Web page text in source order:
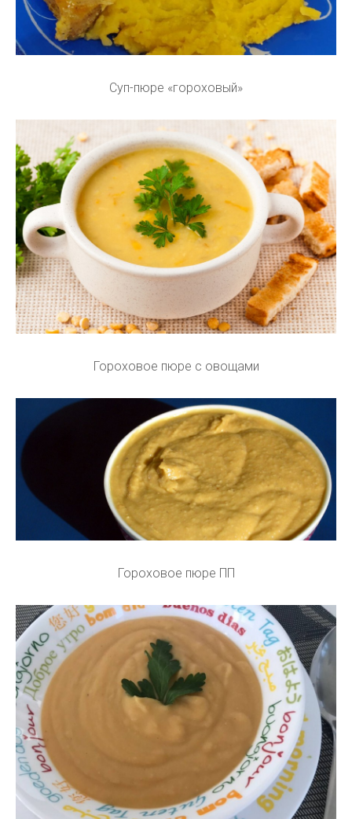
Суп-пюре «гороховый»
Гороховое пюре с овощами
Гороховое пюре ПП